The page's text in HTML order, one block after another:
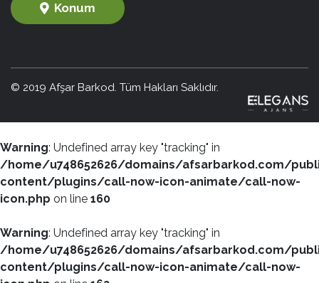
Konum
© 2019 Afşar Barkod. Tüm Hakları Saklıdır.
Warning: Undefined array key "tracking" in
/home/u748652626/domains/afsarbarkod.com/
content/plugins/call-now-icon-animate/call-now-
icon.php on line 160
Warning: Undefined array key "tracking" in
/home/u748652626/domains/afsarbarkod.com/
content/plugins/call-now-icon-animate/call-now-